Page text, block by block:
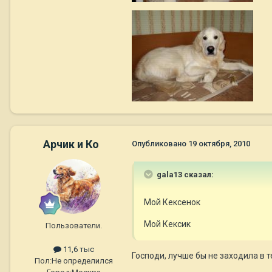
Арчик и Ко
Пользователи.
11,6 тыс
Пол:Не определился
Опубликовано 19 октября, 2010
gala13 сказал:
Мой Кексенок
Мой Кексик
Господи, лучше бы не заходила в